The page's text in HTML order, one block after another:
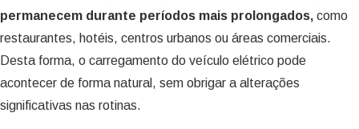
permanecem durante períodos mais prolongados, como
restaurantes, hotéis, centros urbanos ou áreas comerciais.
Desta forma, o carregamento do veículo elétrico pode
acontecer de forma natural, sem obrigar a alterações
significativas nas rotinas.